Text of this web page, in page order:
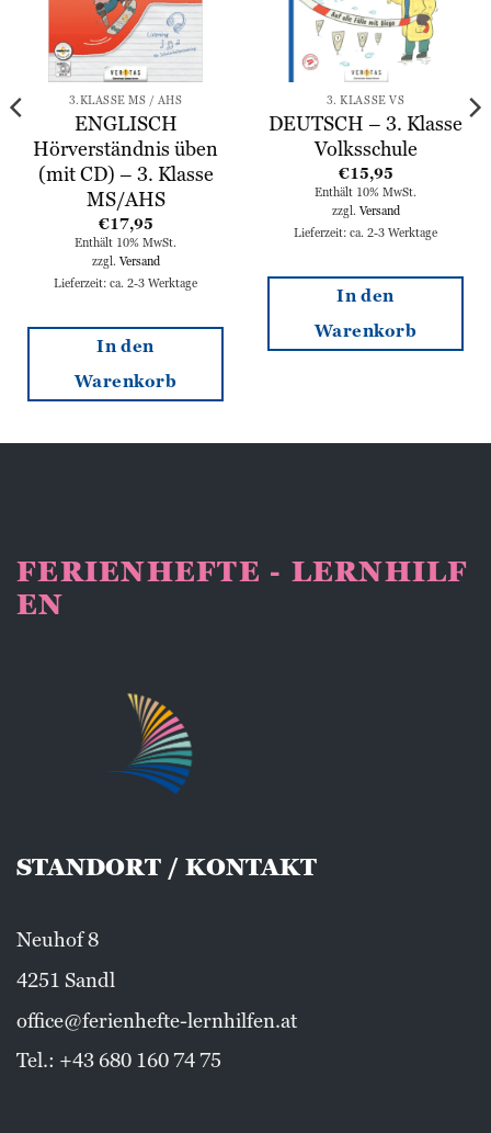
3.KLASSE MS / AHS
ENGLISCH
Hörverständnis üben
(mit CD) – 3. Klasse
MS/AHS
€17,95
Enthält 10% MwSt.
zzgl. Versand
Lieferzeit: ca. 2-3 Werktage
In den
Warenkorb
3. KLASSE VS
DEUTSCH – 3. Klasse
Volksschule
€15,95
Enthält 10% MwSt.
zzgl. Versand
Lieferzeit: ca. 2-3 Werktage
In den
Warenkorb
FERIENHEFTE - LERNHILF
EN
STANDORT / KONTAKT
Neuhof 8
4251 Sandl
office@ferienhefte-lernhilfen.at
Tel.: +43 680 160 74 75